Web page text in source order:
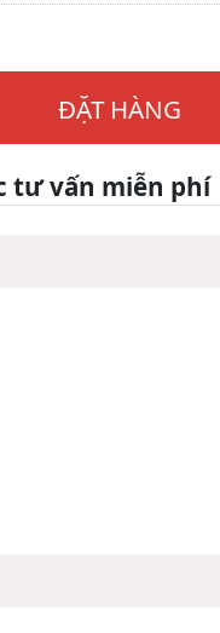
ĐẶT HÀNG
tư vấn miễn phí